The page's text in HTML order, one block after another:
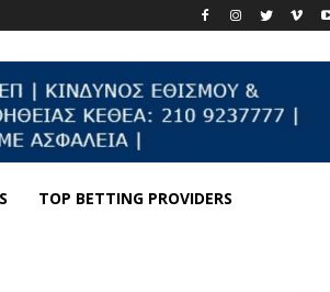
TOP BETTING PROVIDERS